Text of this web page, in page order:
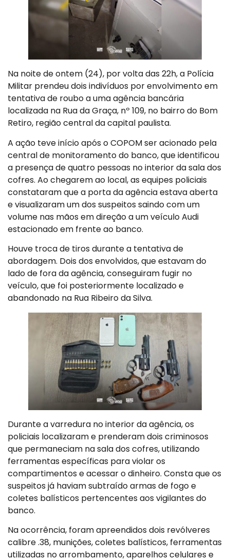
Na noite de ontem (24), por volta das 22h, a Polícia
Militar prendeu dois indivíduos por envolvimento em
tentativa de roubo a uma agência bancária
localizada na Rua da Graça, nº 109, no bairro do Bom
Retiro, região central da capital paulista.
A ação teve início após o COPOM ser acionado pela
central de monitoramento do banco, que identificou
a presença de quatro pessoas no interior da sala dos
cofres. Ao chegarem ao local, as equipes policiais
constataram que a porta da agência estava aberta
e visualizaram um dos suspeitos saindo com um
volume nas mãos em direção a um veículo Audi
estacionado em frente ao banco.
Houve troca de tiros durante a tentativa de
abordagem. Dois dos envolvidos, que estavam do
lado de fora da agência, conseguiram fugir no
veículo, que foi posteriormente localizado e
abandonado na Rua Ribeiro da Silva.
Durante a varredura no interior da agência, os
policiais localizaram e prenderam dois criminosos
que permaneciam na sala dos cofres, utilizando
ferramentas específicas para violar os
compartimentos e acessar o dinheiro. Consta que os
suspeitos já haviam subtraído armas de fogo e
coletes balísticos pertencentes aos vigilantes do
banco.
Na ocorrência, foram apreendidos dois revólveres
calibre .38, munições, coletes balísticos, ferramentas
utilizadas no arrombamento, aparelhos celulares e